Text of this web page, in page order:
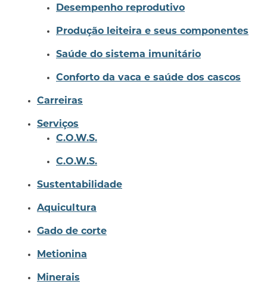
Desempenho reprodutivo
Produção leiteira e seus componentes
Saúde do sistema imunitário
Conforto da vaca e saúde dos cascos
Carreiras
Serviços
C.O.W.S.
C.O.W.S.
Sustentabilidade
Aquicultura
Gado de corte
Metionina
Minerais